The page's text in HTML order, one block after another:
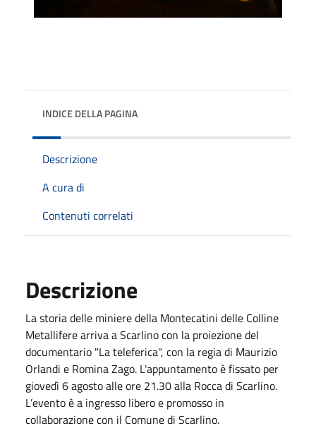
INDICE DELLA PAGINA
Descrizione
A cura di
Contenuti correlati
Descrizione
La storia delle miniere della Montecatini delle Colline
Metallifere arriva a Scarlino con la proiezione del
documentario "La teleferica", con la regia di Maurizio
Orlandi e Romina Zago. L'appuntamento è fissato per
giovedì 6 agosto alle ore 21.30 alla Rocca di Scarlino.
L’evento è a ingresso libero e promosso in
collaborazione con il Comune di Scarlino.